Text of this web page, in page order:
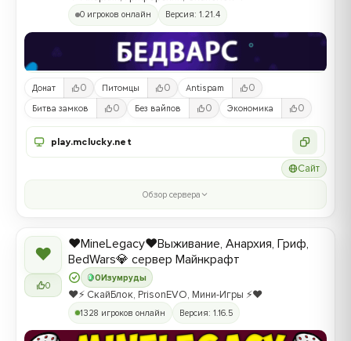
0 игроков онлайн Версия: 1.21.4
Донат 0 Питомцы 0 Antispam 0
Битва замков 0 Без вайпов 0 Экономика 0
play.mclucky.net
Сайт
Обзор сервера
❤
0
0Изумруды
❤️MineLegacy❤️Выживание, Анархия, Гриф,
BedWars💎 сервер Майнкрафт
❤️⚡️ СкайБлок, PrisonEVO, Мини-Игры ⚡️❤️
1328 игроков онлайн Версия: 1.16.5